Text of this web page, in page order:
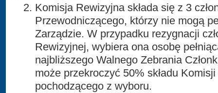
Komisja Rewizyjna składa się z 3
Przewodniczącego, którzy nie mogą
Zarządzie. W przypadku rezygnacji
Rewizyjnej, wybiera ona osobę
najbliższego Walnego Zebrania
może przekroczyć 50% składu
pochodzącego z wyboru.